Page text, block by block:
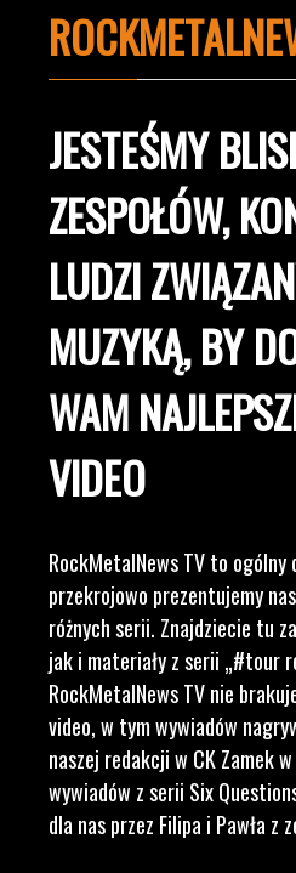
JESTEŚMY
ZESPOŁÓW,
LUDZI
MUZYKĄ, BY
WAM
VIDEO
RockMetalNews TV to ogólny
przekrojowo prezentujemy
różnych serii. Znajdziecie tu
jak i materiały z serii „#tour
RockMetalNews TV nie
video, w tym wywiadów
naszej redakcji w CK Zamek
wywiadów z serii Six
dla nas przez Filipa i Pawła z